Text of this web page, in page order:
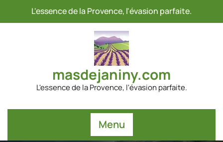
L'essence de la Provence, l'évasion parfaite.
masdejaniny.com
L'essence de la Provence, l'évasion parfaite.
Menu